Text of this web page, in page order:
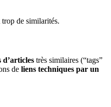
de similarités.
d’articles très similaires (“tags”
de liens techniques par un